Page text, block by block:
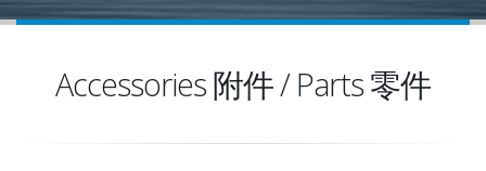
Accessories 附件 / Parts 零件